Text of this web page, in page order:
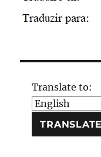
Translate to: